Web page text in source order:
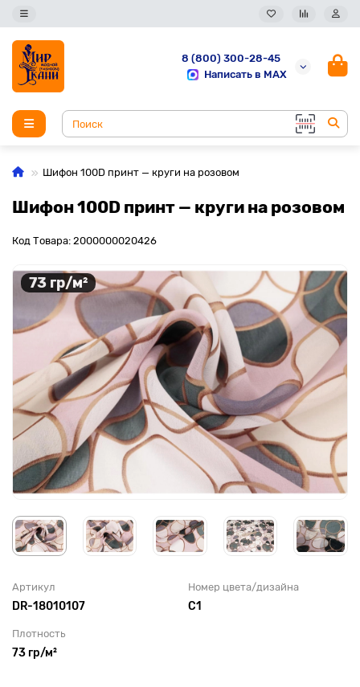
8 (800) 300-28-45
Написать в MAX
Шифон 100D принт — круги на розовом
Шифон 100D принт — круги на розовом
Код Товара: 2000000020426
73 гр/м²
Артикул
DR-18010107
Номер цвета/дизайна
С1
Плотность
73 гр/м²